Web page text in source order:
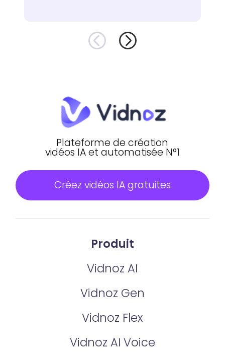
Plateforme de création
vidéos IA et automatisée N°1
Créez vidéos IA gratuites
Produit
Vidnoz AI
Vidnoz Gen
Vidnoz Flex
Vidnoz AI Voice